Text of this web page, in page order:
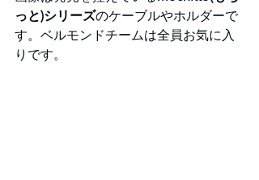
っと)シリーズのケーブルやホルダーで
す。ベルモンドチームは全員お気に入
りです。